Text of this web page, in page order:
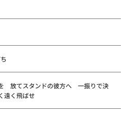
放てスタンドの彼方へ 一振りで決
く飛ばせ